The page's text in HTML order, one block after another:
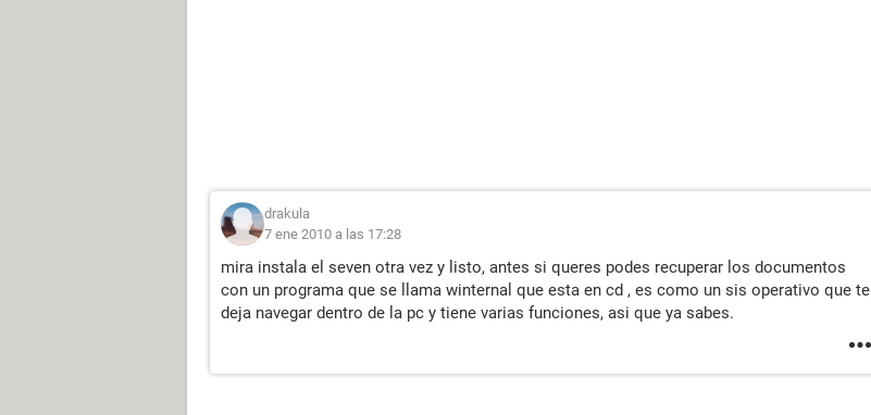
drakula
7 ene 2010 a las 17:28
mira instala el seven otra vez y listo, antes si queres podes recuperar los documentos
con un programa que se llama winternal que esta en cd , es como un sis operativo que te
deja navegar dentro de la pc y tiene varias funciones, asi que ya sabes.